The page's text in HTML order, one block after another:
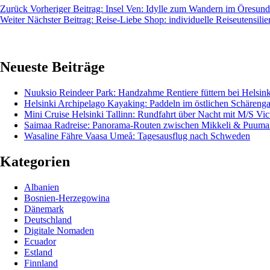
Zurück Vorheriger Beitrag: Insel Ven: Idylle zum Wandern im Öresund
Weiter Nächster Beitrag: Reise-Liebe Shop: individuelle
Neueste Beiträge
Nuuksio Reindeer Park: Handzahme Rentiere füttern bei
Helsinki Archipelago Kayaking: Paddeln im östlichen
Mini Cruise Helsinki Tallinn: Rundfahrt über Nacht mit M/S
Saimaa Radreise: Panorama-Routen zwischen Mikkeli &
Wasaline Fähre Vaasa Umeå: Tagesausflug nach Schweden
Kategorien
Albanien
Bosnien-Herzegowina
Dänemark
Deutschland
Digitale Nomaden
Ecuador
Estland
Finnland